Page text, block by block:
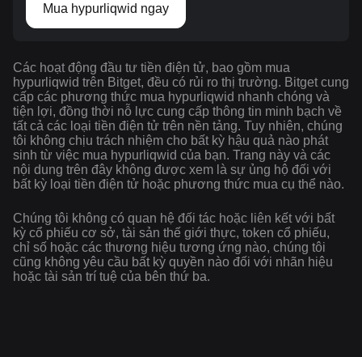
Mua hypurliqwid ngay
Các hoạt động đầu tư tiền điện tử, bao gồm mua
hypurliqwid trên Bitget, đều có rủi ro thị trường. Bitget cung
cấp các phương thức mua hypurliqwid nhanh chóng và
tiện lợi, đồng thời nỗ lực cung cấp thông tin minh bạch về
tất cả các loại tiền điện tử trên nền tảng. Tuy nhiên, chúng
tôi không chịu trách nhiệm cho bất kỳ hậu quả nào phát
sinh từ việc mua hypurliqwid của bạn. Trang này và các
nội dung trên đây không được xem là sự ủng hộ đối với
bất kỳ loại tiền điện tử hoặc phương thức mua cụ thể nào.
Chúng tôi không có quan hệ đối tác hoặc liên kết với bất
kỳ cổ phiếu cơ sở, tài sản thế giới thực, token cổ phiếu,
chỉ số hoặc các thương hiệu tương ứng nào, chúng tôi
cũng không yêu cầu bất kỳ quyền nào đối với nhãn hiệu
hoặc tài sản trí tuệ của bên thứ ba.